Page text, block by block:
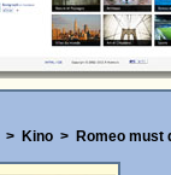
> Kino > Romeo must